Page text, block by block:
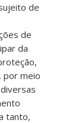
de
de
da
por meio
tanto,